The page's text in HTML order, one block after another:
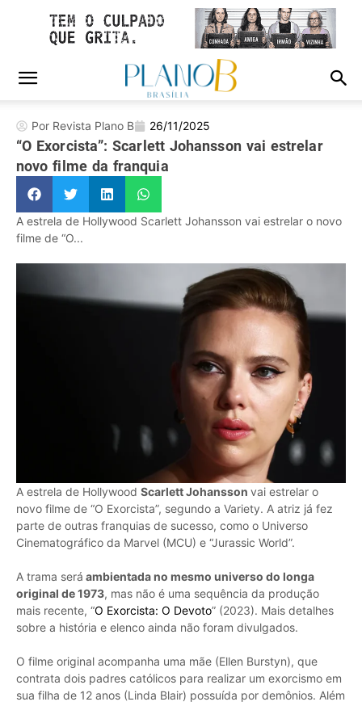
Por Revista Plano B 26/11/2025
“O Exorcista”: Scarlett Johansson vai estrelar
novo filme da franquia
A estrela de Hollywood Scarlett Johansson vai estrelar o novo
filme de “O...
A estrela de Hollywood Scarlett Johansson vai estrelar o
novo filme de “O Exorcista”, segundo a Variety. A atriz já fez
parte de outras franquias de sucesso, como o Universo
Cinematográfico da Marvel (MCU) e “Jurassic World”.
A trama será ambientada no mesmo universo do longa
original de 1973, mas não é uma sequência da produção
mais recente, “O Exorcista: O Devoto” (2023). Mais detalhes
sobre a história e elenco ainda não foram divulgados.
O filme original acompanha uma mãe (Ellen Burstyn), que
contrata dois padres católicos para realizar um exorcismo em
sua filha de 12 anos (Linda Blair) possuída por demônios. Além